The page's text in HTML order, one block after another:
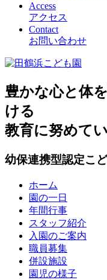
Access
アクセス
Contact
お問い合わせ
豊かな心と体
ける
教育に努めてい
幼保連携型認定こ
ホーム
園の一日
年間行事
スタッフ紹介
入園のご案内
職員募集
併設施設
園児の様子